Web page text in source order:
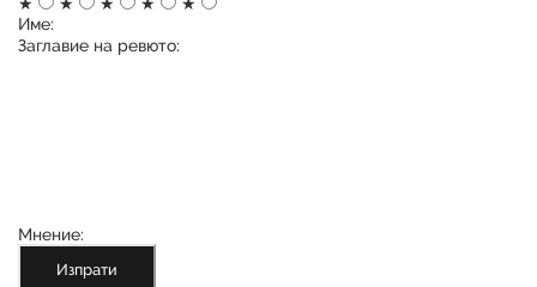
★
★ ★ ★
★
Име:
Заглавие на ревюто:
Мнение:
Изпрати